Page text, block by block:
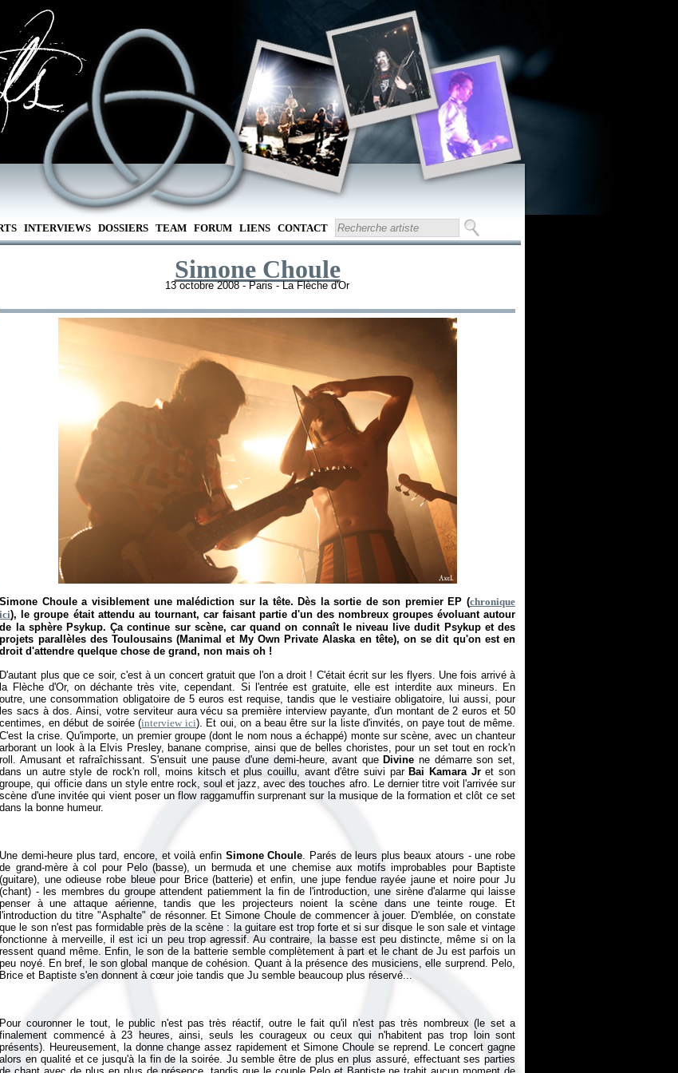
INTERVIEWS DOSSIERS TEAM FORUM LIENS CONTACT
Simone Choule
13 octobre 2008 - Paris - La Flèche d'Or
Simone Choule a visiblement une malédiction sur la tête. Dès la sortie de son premier EP (chronique
ici), le groupe était attendu au tournant, car faisant partie d'un des nombreux groupes évoluant autour
de la sphère Psykup. Ça continue sur scène, car quand on connaît le niveau live dudit Psykup et des
projets parallèles des Toulousains (Manimal et My Own Private Alaska en tête), on se dit qu'on est en
droit d'attendre quelque chose de grand, non mais oh !
D'autant plus que ce soir, c'est à un concert gratuit que l'on a droit ! C'était écrit sur les flyers. Une fois arrivé à
la Flèche d'Or, on déchante très vite, cependant. Si l'entrée est gratuite, elle est interdite aux mineurs. En
outre, une consommation obligatoire de 5 euros est requise, tandis que le vestiaire obligatoire, lui aussi, pour
les sacs à dos. Ainsi, votre serviteur aura vécu sa première interview payante, d'un montant de 2 euros et 50
centimes, en début de soirée (interview ici). Et oui, on a beau être sur la liste d'invités, on paye tout de même.
C'est la crise. Qu'importe, un premier groupe (dont le nom nous a échappé) monte sur scène, avec un chanteur
arborant un look à la Elvis Presley, banane comprise, ainsi que de belles choristes, pour un set tout en rock'n
roll. Amusant et rafraîchissant. S'ensuit une pause d'une demi-heure, avant que Divine ne démarre son set,
dans un autre style de rock'n roll, moins kitsch et plus couillu, avant d'être suivi par Bai Kamara Jret son
groupe, qui officie dans un style entre rock, soul et jazz, avec des touches afro. Le dernier titre voit l'arrivée sur
scène d'une invitée qui vient poser un flow raggamuffin surprenant sur la musique de la formation et clôt ce set
Une demi-heure plus tard, encore, et voilà enfin Simone Choule. Parés de leurs plus beaux atours - une robe
de grand-mère à col pour Pelo (basse), un bermuda et une chemise aux motifs improbables pour Baptiste
(guitare), une odieuse robe bleue pour Brice (batterie) et enfin, une jupe fendue rayée jaune et noire pour Ju
(chant) - les membres du groupe attendent patiemment la fin de l'introduction, une sirène d'alarme qui laisse
penser à une attaque aérienne, tandis que les projecteurs noient la scène dans une teinte rouge. Et
l'introduction du titre "Asphalte" de résonner. Et Simone Choule de commencer à jouer. D'emblée, on constate
que le son n'est pas formidable près de la scène : la guitare est trop forte et si sur disque le son sale et vintage
fonctionne à merveille, il est ici un peu trop agressif. Au contraire, la basse est peu distincte, même si on la
ressent quand même. Enfin, le son de la batterie semble complètement à part et le chant de Ju est parfois un
peu noyé. En bref, le son global manque de cohésion. Quant à la présence des musiciens, elle surprend. Pelo,
Pour couronner le tout, le public n'est pas très réactif, outre le fait qu'il n'est pas très nombreux (le set a
finalement commencé à 23 heures, ainsi, seuls les courageux ou ceux qui n'habitent pas trop loin sont
présents). Heureusement, la donne change assez rapidement et Simone Choule se reprend. Le concert gagne
alors en qualité et ce jusqu'à la fin de la soirée. Ju semble être de plus en plus assuré, effectuant ses parties